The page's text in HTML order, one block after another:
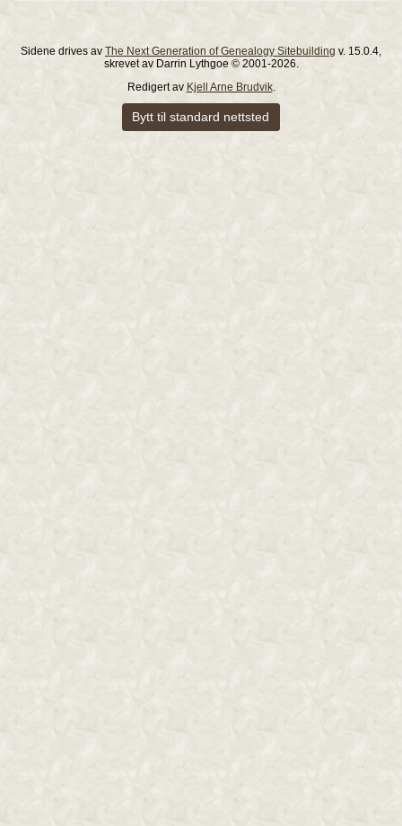
Sidene drives av The Next Generation of Genealogy Sitebuilding v. 15.0.4,
skrevet av Darrin Lythgoe © 2001-2026.
Redigert av Kjell Arne Brudvik.
Bytt til standard nettsted